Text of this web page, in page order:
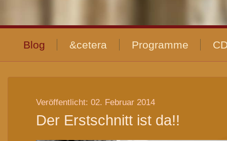
Blog &cetera Programme
Veröffentlicht: 02. Februar 2014
Der Erstschnitt ist da!!